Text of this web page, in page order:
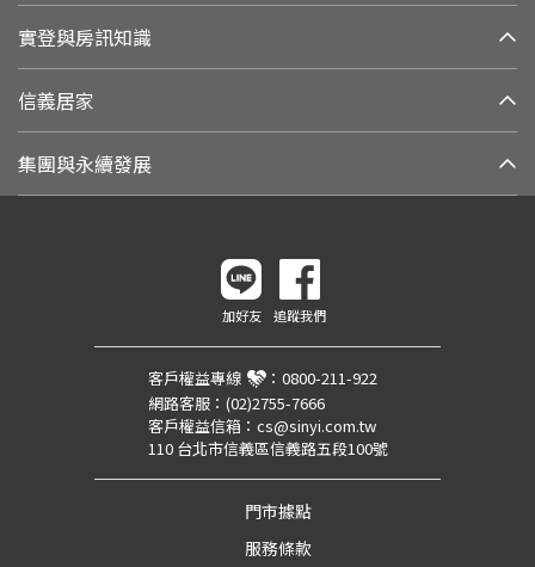
實登與房訊知識
信義居家
集團與永續發展
加好友 追蹤我們
客戶權益專線 ： 0800-211-922
網路客服： (02)2755-7666
客戶權益信箱： cs@sinyi.com.tw
110 台北市信義區信義路五段100號
門市據點
服務條款